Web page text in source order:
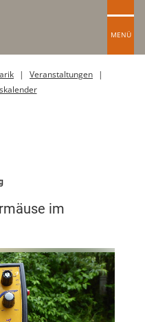
MENÜ
Veranstaltungen
im